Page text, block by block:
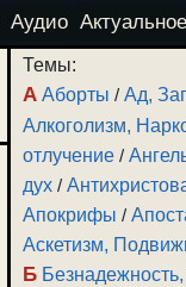
Аудио Актуальное
Темы:
А Аборты /Ад,
Алкоголизм,
отлучение /
дух /
Апокрифы /
Аскетизм,
Б